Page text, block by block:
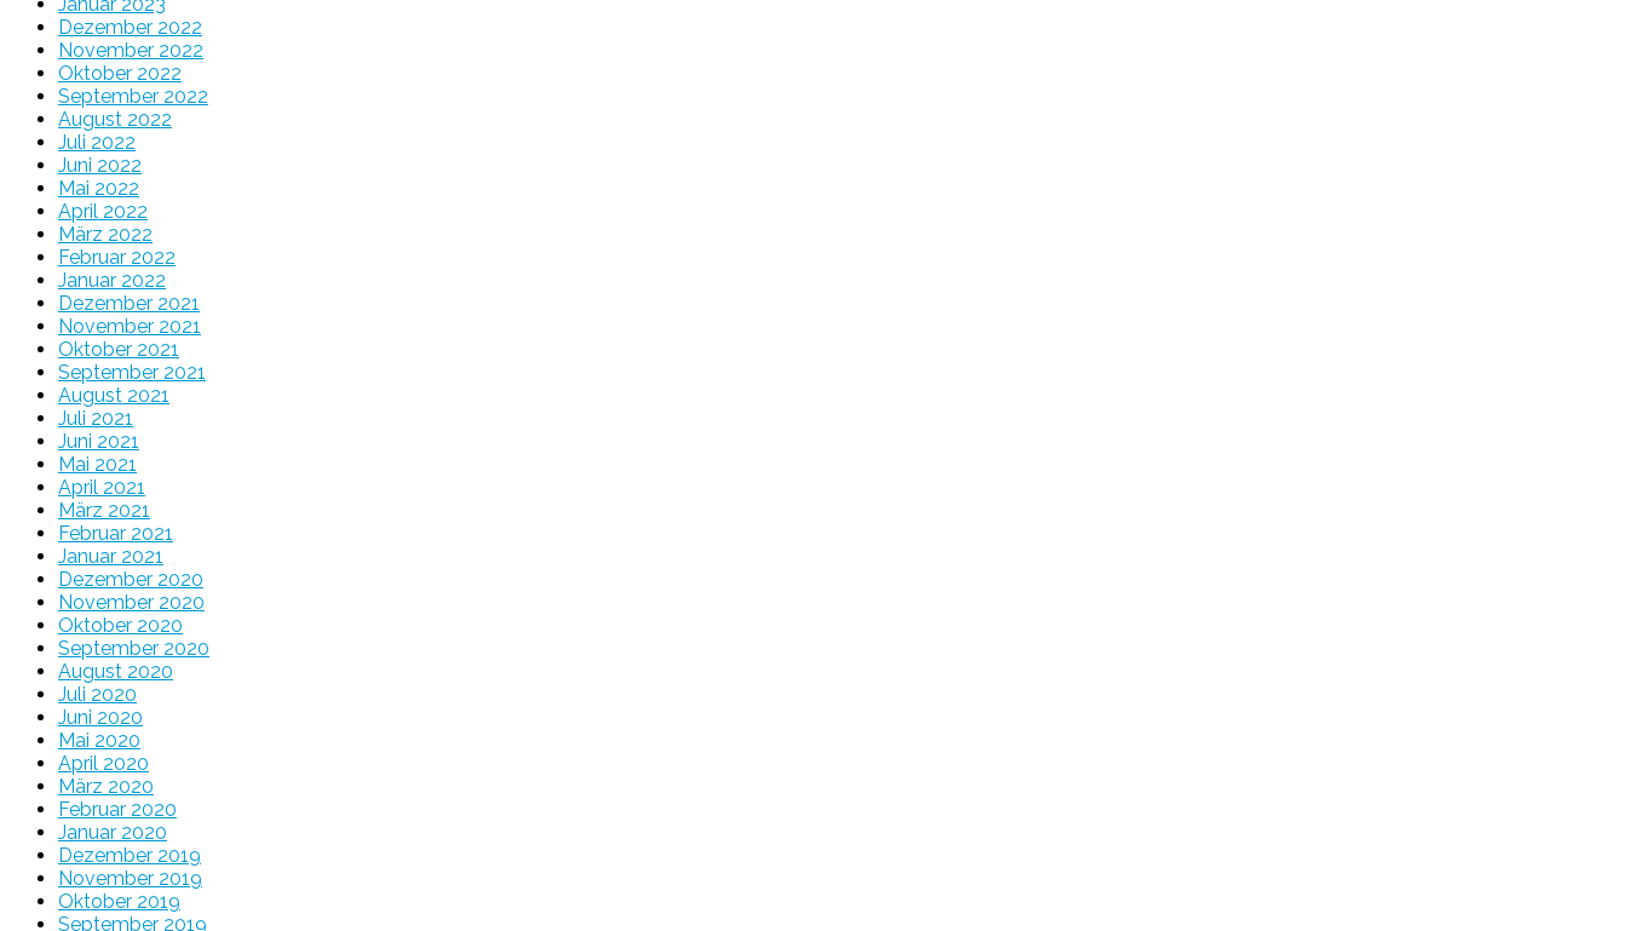
Dezember 2022
November 2022
Oktober 2022
September 2022
August 2022
Juli 2022
Juni 2022
Mai 2022
April 2022
März 2022
Februar 2022
Januar 2022
Dezember 2021
November 2021
Oktober 2021
September 2021
August 2021
Juli 2021
Juni 2021
Mai 2021
April 2021
März 2021
Februar 2021
Januar 2021
Dezember 2020
November 2020
Oktober 2020
September 2020
August 2020
Juli 2020
Juni 2020
Mai 2020
April 2020
März 2020
Februar 2020
Januar 2020
Dezember 2019
November 2019
Oktober 2019
September 2019